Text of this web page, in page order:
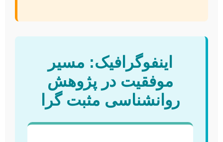
اینفوگرافیک: مسیر
موفقیت در پژوهش
روانشناسی مثبت گرا